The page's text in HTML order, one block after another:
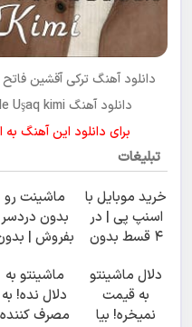
دانلود آهنگ ترکیآقشین فاتح
دانلود آهنگ Aqşin Fateh & Perviz Bülbüle Uşaq kimi
برای دانلود این آهنگ
تبلیغات
خرید موبایل با
اسنپ پی | در
۴ قسط بدون
ماشینت رو
بدون دردسر
بفروش |
دلال ماشینتو
به قیمت
نمیخره! بیا
ماشینتو به
دلال نده! به
مصرف کننده